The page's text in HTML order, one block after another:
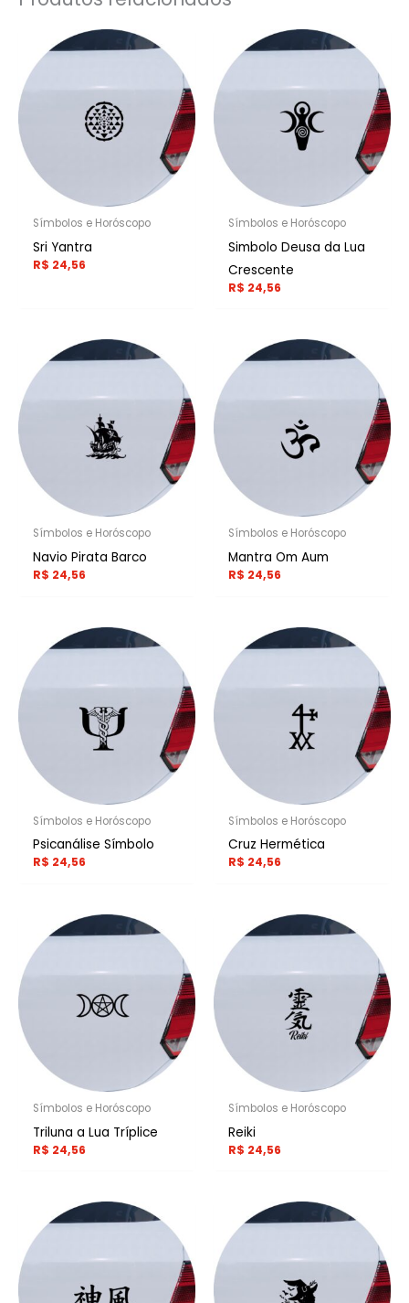
Símbolos e Horóscopo
Sri Yantra
R$ 24,56
Símbolos e Horóscopo
Simbolo Deusa da Lua
Crescente
R$ 24,56
Símbolos e Horóscopo
Navio Pirata Barco
R$ 24,56
Símbolos e Horóscopo
Mantra Om Aum
R$ 24,56
Símbolos e Horóscopo
Psicanálise Símbolo
R$ 24,56
Símbolos e Horóscopo
Cruz Hermética
R$ 24,56
Símbolos e Horóscopo
Triluna a Lua Tríplice
R$ 24,56
Símbolos e Horóscopo
Reiki
R$ 24,56